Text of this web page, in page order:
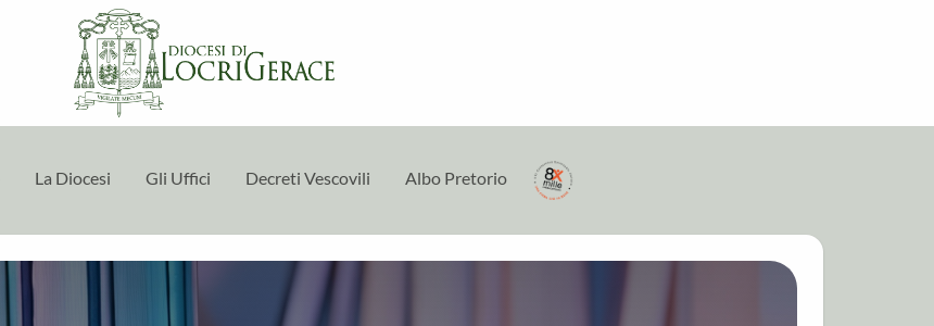
La Diocesi Gli Uffici Decreti Vescovili Albo Pretorio